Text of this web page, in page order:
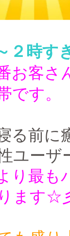
２時す
お客さ
です。
る前に
ユーザ
り最も
ます☆